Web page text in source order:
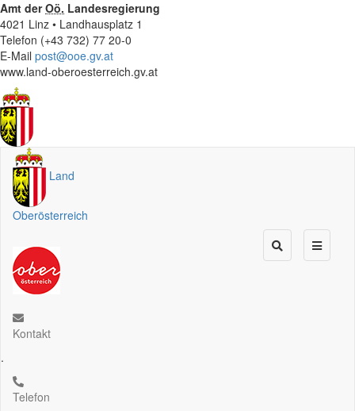
Amt derOö. Landesregierung
4021 Linz • Landhausplatz 1
Telefon (+43 732) 77 20-0
E-Mail post@ooe.gv.at
www.land-oberoesterreich.gv.at
Land
Oberösterreich
Kontakt
.
Telefon